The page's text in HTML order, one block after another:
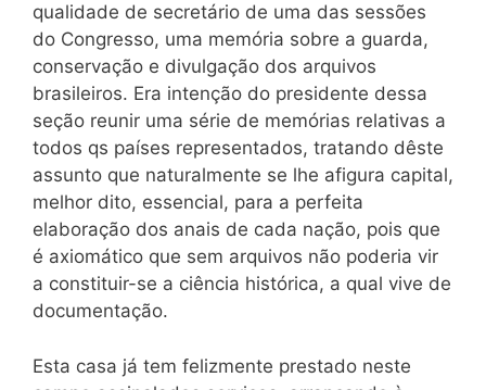
qualidade de secretário de uma das sessões
do Congresso, uma memória sobre a guarda,
conservação e divulgação dos arquivos
brasileiros. Era intenção do presidente dessa
seção reunir uma série de memórias relativas a
todos qs países representados, tratando dêste
assunto que naturalmente se lhe afigura capital,
melhor dito, essencial, para a perfeita
elaboração dos anais de cada nação, pois que
é axiomático que sem arquivos não poderia vir
a constituir-se a ciência histórica, a qual vive de
documentação.
Esta casa já tem felizmente prestado neste